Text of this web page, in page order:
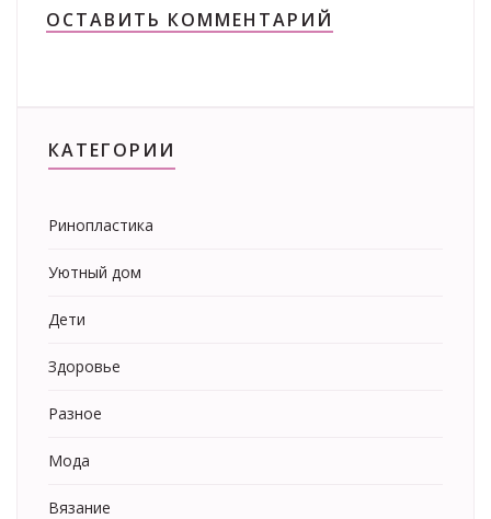
ОСТАВИТЬ КОММЕНТАРИЙ
КАТЕГОРИИ
Ринопластика
Уютный дом
Дети
Здоровье
Разное
Мода
Вязание